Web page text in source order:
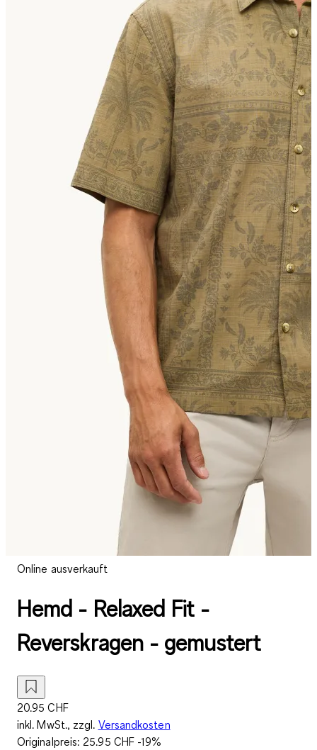
Online ausverkauft
Hemd - Relaxed Fit -
Reverskragen - gemustert
20.95 CHF
inkl. MwSt., zzgl. Versandkosten
Originalpreis: 25.95 CHF-19%